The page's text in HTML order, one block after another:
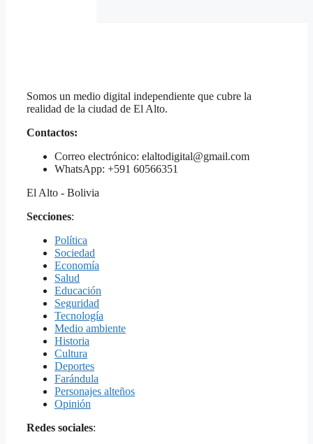
Somos un medio digital independiente que cubre la
realidad de la ciudad de El Alto.
Contactos:
Correo electrónico: elaltodigital@gmail.com
WhatsApp: +591 60566351
El Alto - Bolivia
Secciones:
Política
Sociedad
Economía
Salud
Educación
Seguridad
Tecnología
Medio ambiente
Historia
Cultura
Deportes
Farándula
Personajes alteños
Opinión
Redes sociales: